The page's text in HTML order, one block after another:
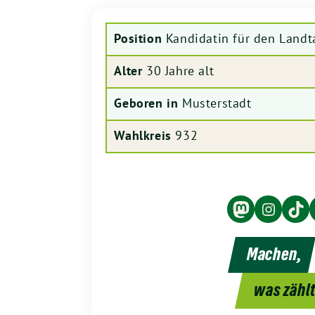
Position Kandidatin für den
Alter30 Jahre alt
Geboren in Musterstadt
Wahlkreis 932
M
a
o
I
n
s
t
a
g
T
i
k
T
o
k
Machen,
was zählt